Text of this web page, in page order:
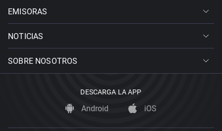
EMISORAS
NOTICIAS
SOBRE NOSOTROS
DESCARGA LA APP
Android iOS